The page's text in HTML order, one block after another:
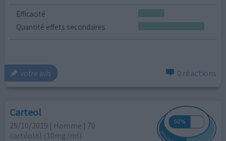
Efficacité
Quantité effets secondaires
votre avis 0 réactions
Carteol
25/10/2019 | Homme | 70
cartéolol (10mg/ml)